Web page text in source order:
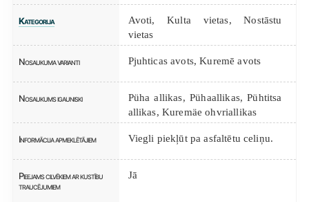
Kategorija Avoti,Kulta vietas,Nostāstu
vietas
Nosaukuma varianti Pjuhticas avots, Kuremē avots
Nosaukums igauniski
Püha allikas, Pühaallikas, Pühtitsa
allikas, Kuremäe ohvriallikas
Informācija apmeklētājiem Viegli piekļūt pa asfaltētu celiņu.
Pieejams cilvēkiem ar kustību
traucējumiem
Jā